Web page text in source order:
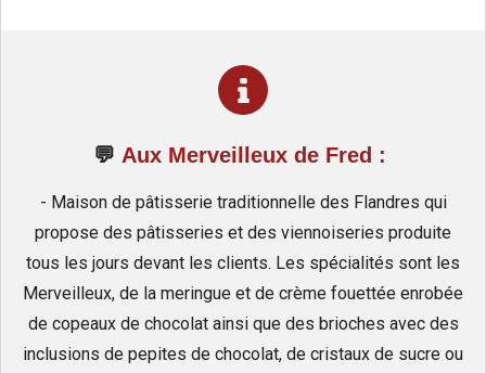
💬 Aux Merveilleux de Fred :
- Maison de pâtisserie traditionnelle des Flandres qui
propose des pâtisseries et des viennoiseries produite
tous les jours devant les clients. Les spécialités sont les
Merveilleux, de la meringue et de crème fouettée enrobée
de copeaux de chocolat ainsi que des brioches avec des
inclusions de pepites de chocolat, de cristaux de sucre ou